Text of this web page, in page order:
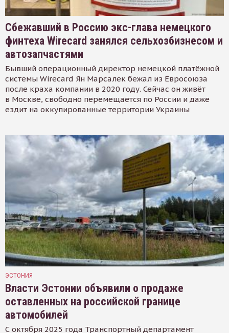
Сбежавший в Россию экс-глава немецкого
финтеха Wirecard занялся сельхозбизнесом и
автозапчастями
Бывший операционный директор немецкой платёжной
системы Wirecard Ян Марсалек бежал из Евросоюза
после краха компании в 2020 году. Сейчас он живёт
в Москве, свободно перемещается по России и даже
ездит на оккупированные территории Украины
ЭСТОНИЯ
Власти Эстонии объявили о продаже
оставленных на российской границе
автомобилей
С октября 2025 года Транспортный департамент